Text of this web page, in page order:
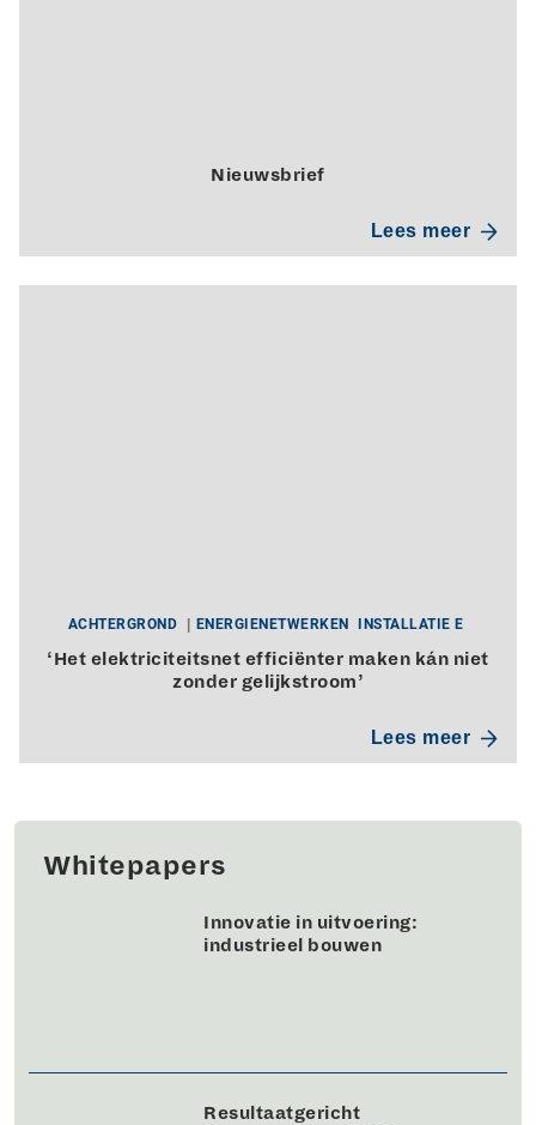
Nieuwsbrief
Lees meer
ACHTERGROND ENERGIENETWERKEN INSTALLATIE E
‘Het elektriciteitsnet efficiënter maken kán niet
zonder gelijkstroom’
Lees meer
Whitepapers
Innovatie in uitvoering:
industrieel bouwen
Resultaatgericht